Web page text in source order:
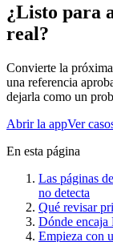
¿Listo para
real?
Convierte la
una referencia
dejarla como un
Abrir la appVer
En esta página
Las páginas
no detecta
Qué revisar
Dónde encaja
Empieza con